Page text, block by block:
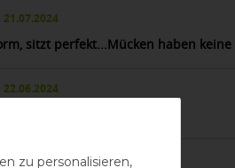
21.07.2024
sitzt perfekt...Mücken haben keine
22.06.2024
24.04.2023
zu personalisieren,